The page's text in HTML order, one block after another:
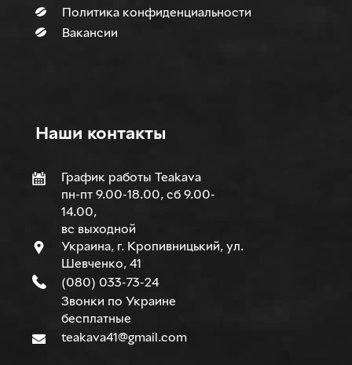
Политика конфиденциальности
Вакансии
Наши контакты
График работы Teakava
пн-пт 9.00-18.00, сб 9.00-
14.00,
вс выходной
Украина, г. Кропивницький, ул.
Шевченко, 41
(080) 033-73-24
Звонки по Украине
бесплатные
teakava41@gmail.com